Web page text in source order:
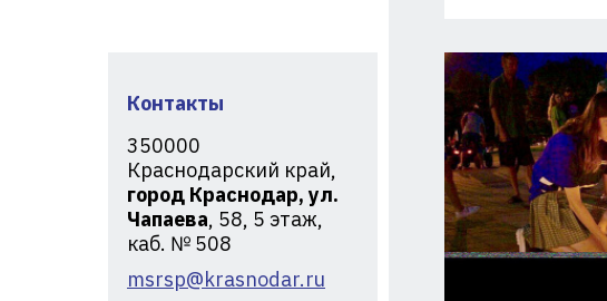
Контакты
350000
Краснодарский край,
город Краснодар, ул.
Чапаева, 58, 5 этаж,
каб. № 508
msrsp@krasnodar.ru